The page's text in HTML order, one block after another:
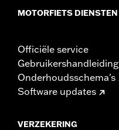
MOTORFIETS DIENSTEN
Officiële service
Gebruikershandleiding
Onderhoudsschema's
Software updates
VERZEKERING